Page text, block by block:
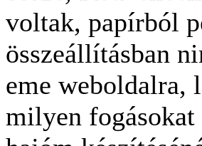
voltak, papírból
összeállításban
eme weboldalra,
milyen